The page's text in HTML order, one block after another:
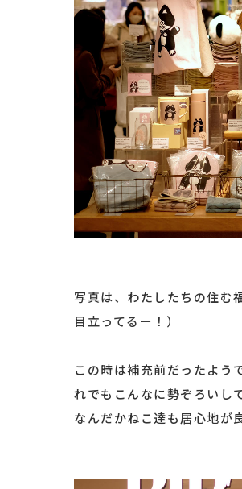
写真は、わたしたちの住む
目立ってるー！）
この時は補充前だったよう
れでもこんなに勢ぞろいし
なんだかねこ達も居心地が